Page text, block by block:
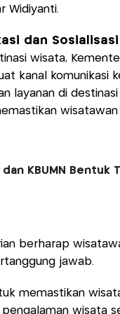
Widiyanti.
dan
wisata,
kanal komunikasi
layanan di
wisatawan
dan KBUMN
berharap
jawab.
memastikan
wisata